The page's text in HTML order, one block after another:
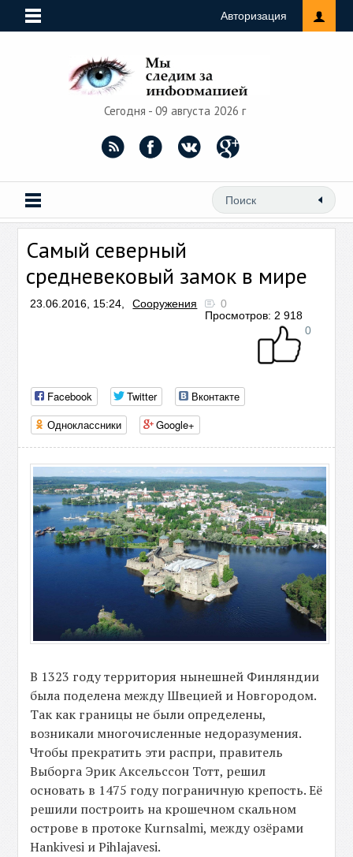
Авторизация
Сегодня - 09 августа 2026 г
Самый северный
средневековый замок в мире
23.06.2016, 15:24, Сооружения
0
Просмотров: 2 918
0
Facebook Twitter
Вконтакте
Одноклассники
Google+
В 1323 году территория нынешней Финляндии
была поделена между Швецией и Новгородом.
Так как границы не были определены,
возникали многочисленные недоразумения.
Чтобы прекратить эти распри, правитель
Выборга Эрик Аксельссон Тотт, решил
основать в 1475 году пограничную крепость. Её
решили построить на крошечном скальном
острове в протоке Kurnsalmi, между озёрами
Hankivesi и Pihlajavesi.